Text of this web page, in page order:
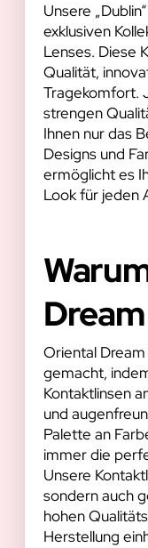
Unsere
exklusiven
Lenses. Diese
Qualität,
Tragekomfort.
strengen
Ihnen nur das
Designs und
ermöglicht es
Look für jeden
Oriental
gemacht,
Kontaktlinsen
und
Palette an
immer die
Unsere
sondern auch
hohen
Herstellung